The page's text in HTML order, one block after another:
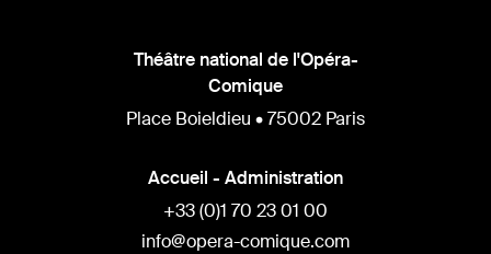
Théâtre national de l'Opéra-
Comique
Place Boieldieu • 75002 Paris
Accueil - Administration
+33 (0)1 70 23 01 00
info@opera-comique.com